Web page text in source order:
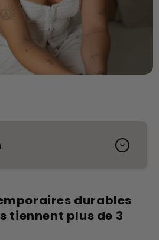
durables
tiennent plus de 3